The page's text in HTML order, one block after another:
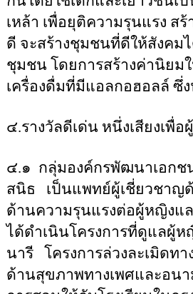
เหล้า เพื่อยุติความรุนแรง ส
ดี จะสร้างชุมชนที่ดีให้สังคม
ชุมชน โดยการสร้างค่านิยม
เครื่องดื่มที่มีแอลกอฮอลล์ ซึ่
๔.รางวัลดีเด่น หนึ่งเสียงเพื่
๔.๑ กลุ่มองค์กรพัฒนาเอกช
สนิธ
เป็นแพทย์ผู้เชี่ยวชาญ
ด้านความรุนแรงต่อผู้หญิงแล
ได้ดำเนินโครงการที่ดูแลผู้
นารี
โครงการล่วงละเมิดท
ด้านสุขภาพทางเพศและอน